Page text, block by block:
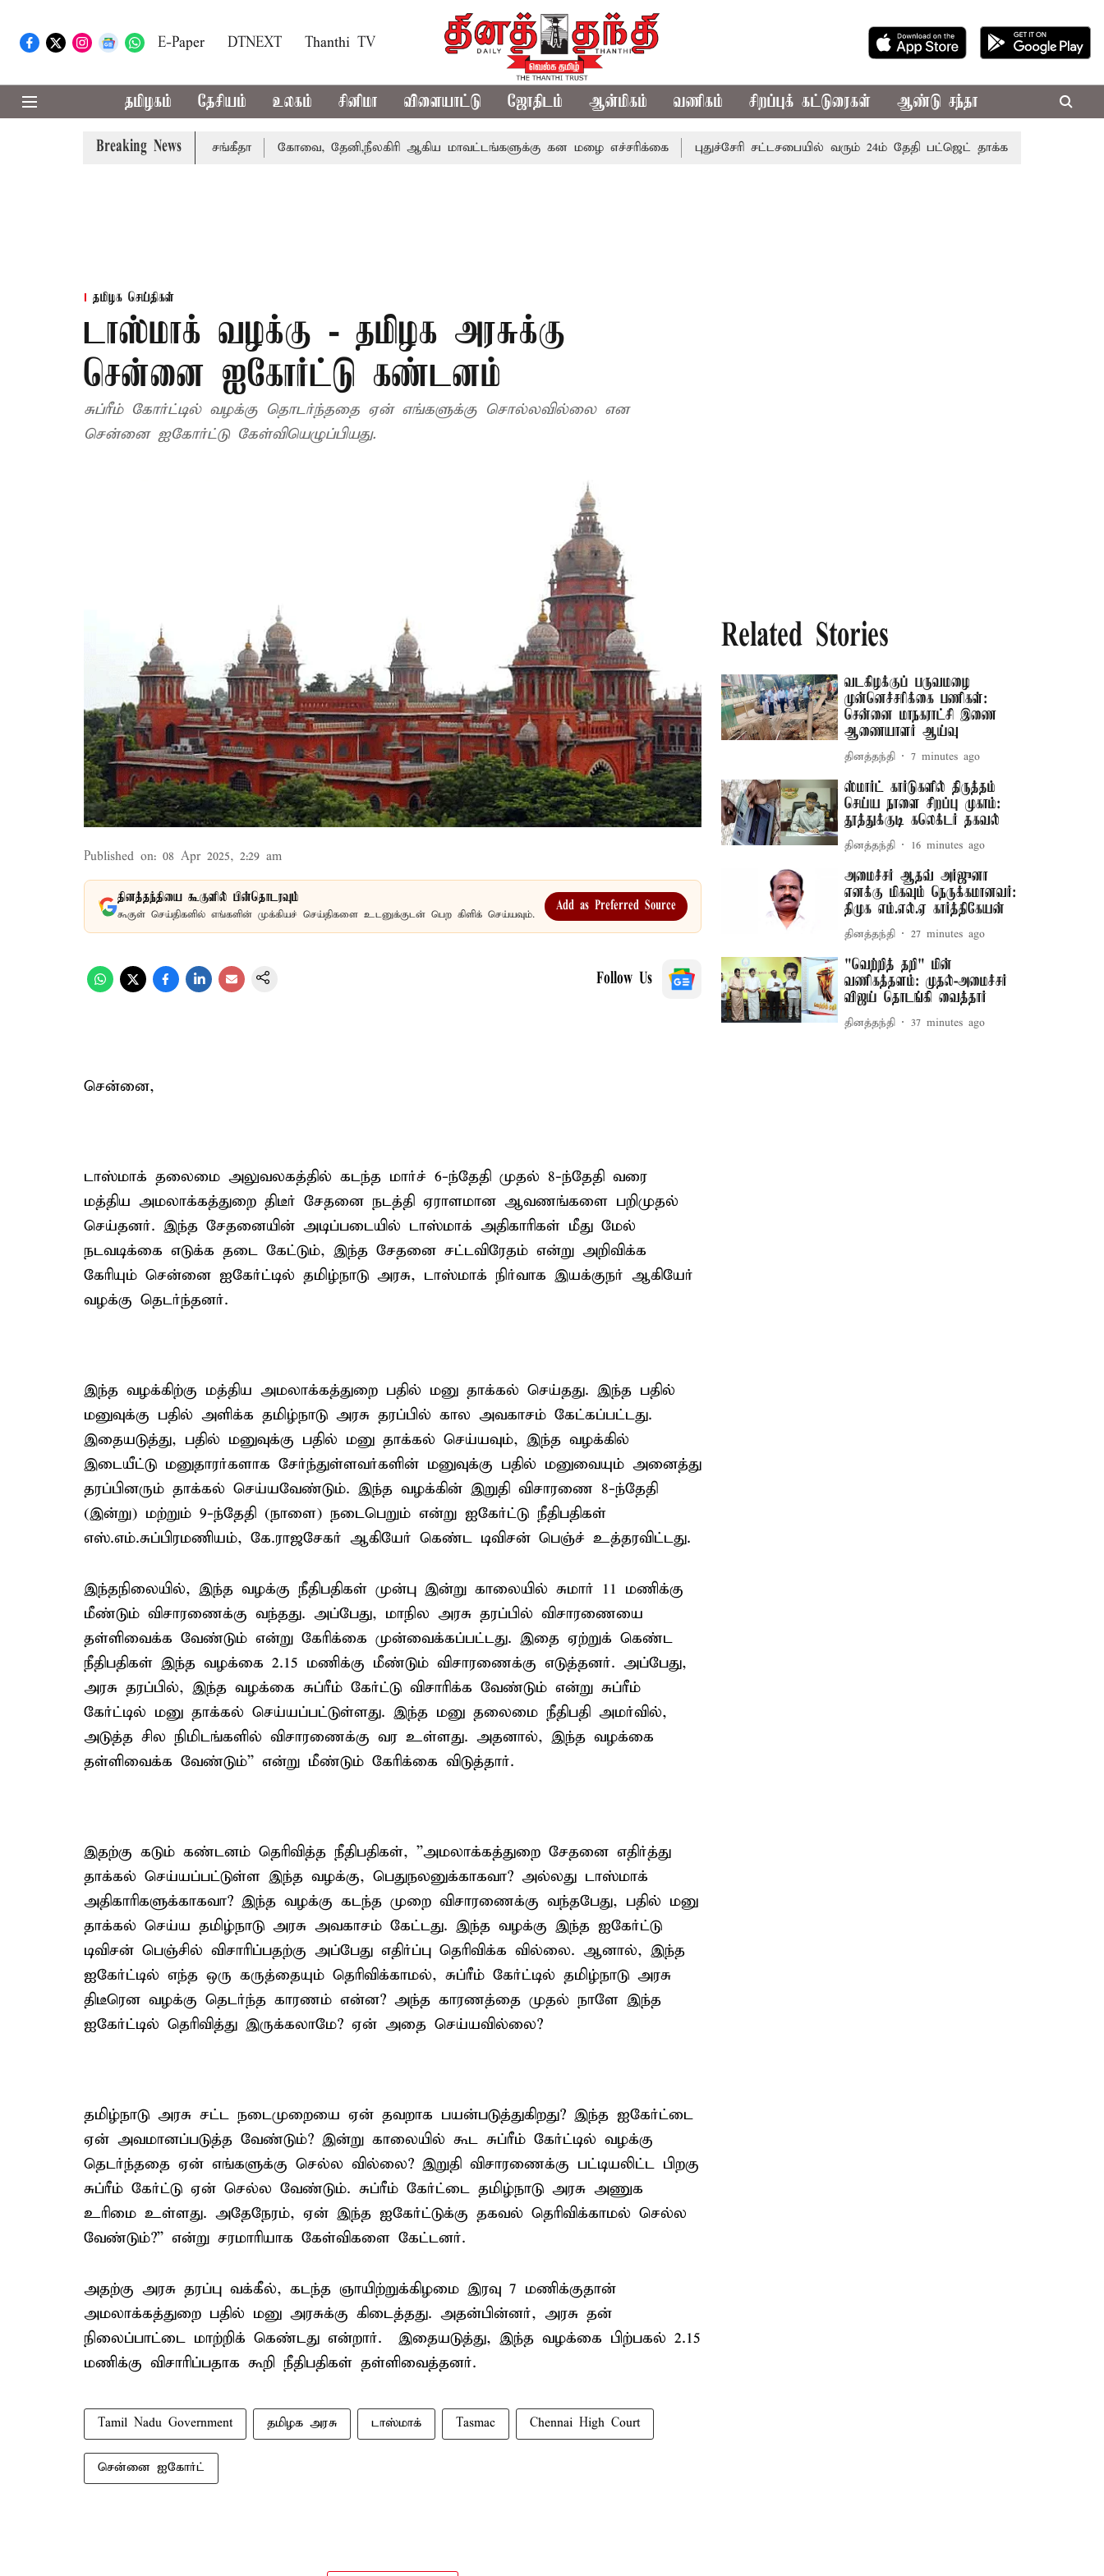
E-Paper DTNEXT Thanthi TV
தமிழகம் தேசியம் உலகம் சினிமா விளையாட்டு ஜோதிடம் ஆன்மிகம் வணிகம் சிறப்புக் கட்டுரைகள் ஆண்டு சந்தா
Breaking News
வழக்கை வாபஸ் பெற்றார் சங்கீதா கோவை, தேனி,நீலகிரி ஆகிய மாவட்டங்களுக்கு கன மழை எச்சரிக்கை புதுச்சேரி சட்டசபையில் வரும் 24ம் தேதி பட்ஜெட் தாக்கல் செய்கிறார் முதல்-
தமிழக செய்திகள்
டாஸ்மாக் வழக்கு - தமிழக அரசுக்கு
சென்னை ஐகோர்ட்டு கண்டனம்
சுப்ரீம் கோர்ட்டில் வழக்கு தொடர்ந்ததை ஏன் எங்களுக்கு சொல்லவில்லை என
சென்னை ஐகோர்ட்டு கேள்வியெழுப்பியது.
Published on: 08 Apr 2025, 2:29 am
தினத்தந்தியை கூகுளில் பின்தொடரவும்
கூகுள் செய்திகளில் எங்களின் முக்கியச் செய்திகளை உடனுக்குடன் பெற கிளிக் செய்யவும்.
Add as Preferred Source
Follow Us
சென்னை,
டாஸ்மாக் தலைமை அலுவலகத்தில் கடந்த மார்ச் 6-ந்தேதி முதல் 8-ந்தேதி வரை
மத்திய அமலாக்கத்துறை திடீர் சேதனை நடத்தி ஏராளமான ஆவணங்களை பறிமுதல்
செய்தனர். இந்த சேதனையின் அடிப்படையில் டாஸ்மாக் அதிகாரிகள் மீது மேல்
நடவடிக்கை எடுக்க தடை கேட்டும், இந்த சேதனை சட்டவிரேதம் என்று அறிவிக்க
கேரியும் சென்னை ஐகேர்ட்டில் தமிழ்நாடு அரசு, டாஸ்மாக் நிர்வாக இயக்குநர் ஆகியேர்
வழக்கு தெடர்ந்தனர்.
இந்த வழக்கிற்கு மத்திய அமலாக்கத்துறை பதில் மனு தாக்கல் செய்தது. இந்த பதில்
மனுவுக்கு பதில் அளிக்க தமிழ்நாடு அரசு தரப்பில் கால அவகாசம் கேட்கப்பட்டது.
இதையடுத்து, பதில் மனுவுக்கு பதில் மனு தாக்கல் செய்யவும், இந்த வழக்கில்
இடையீட்டு மனுதாரர்களாக சேர்ந்துள்ளவர்களின் மனுவுக்கு பதில் மனுவையும் அனைத்து
தரப்பினரும் தாக்கல் செய்யவேண்டும். இந்த வழக்கின் இறுதி விசாரணை 8-ந்தேதி
(இன்று) மற்றும் 9-ந்தேதி (நாளை) நடைபெறும் என்று ஐகேர்ட்டு நீதிபதிகள்
எஸ்.எம்.சுப்பிரமணியம், கே.ராஜசேகர் ஆகியேர் கெண்ட டிவிசன் பெஞ்ச் உத்தரவிட்டது.
இந்தநிலையில், இந்த வழக்கு நீதிபதிகள் முன்பு இன்று காலையில் சுமார் 11 மணிக்கு
மீண்டும் விசாரணைக்கு வந்தது. அப்பேது, மாநில அரசு தரப்பில் விசாரணையை
தள்ளிவைக்க வேண்டும் என்று கேரிக்கை முன்வைக்கப்பட்டது. இதை ஏற்றுக் கெண்ட
நீதிபதிகள் இந்த வழக்கை 2.15 மணிக்கு மீண்டும் விசாரணைக்கு எடுத்தனர். அப்பேது,
அரசு தரப்பில், இந்த வழக்கை சுப்ரீம் கேர்ட்டு விசாரிக்க வேண்டும் என்று சுப்ரீம்
கேர்ட்டில் மனு தாக்கல் செய்யப்பட்டுள்ளது. இந்த மனு தலைமை நீதிபதி அமர்வில்,
அடுத்த சில நிமிடங்களில் விசாரணைக்கு வர உள்ளது. அதனால், இந்த வழக்கை
தள்ளிவைக்க வேண்டும்'' என்று மீண்டும் கேரிக்கை விடுத்தார்.
இதற்கு கடும் கண்டனம் தெரிவித்த நீதிபதிகள், ''அமலாக்கத்துறை சேதனை எதிர்த்து
தாக்கல் செய்யப்பட்டுள்ள இந்த வழக்கு, பெதுநலனுக்காகவா? அல்லது டாஸ்மாக்
அதிகாரிகளுக்காகவா? இந்த வழக்கு கடந்த முறை விசாரணைக்கு வந்தபேது, பதில் மனு
தாக்கல் செய்ய தமிழ்நாடு அரசு அவகாசம் கேட்டது. இந்த வழக்கு இந்த ஐகேர்ட்டு
டிவிசன் பெஞ்சில் விசாரிப்பதற்கு அப்பேது எதிர்ப்பு தெரிவிக்க வில்லை. ஆனால், இந்த
ஐகேர்ட்டில் எந்த ஒரு கருத்தையும் தெரிவிக்காமல், சுப்ரீம் கேர்ட்டில் தமிழ்நாடு அரசு
திடீரென வழக்கு தெடர்ந்த காரணம் என்ன? அந்த காரணத்தை முதல் நாளே இந்த
ஐகேர்ட்டில் தெரிவித்து இருக்கலாமே? ஏன் அதை செய்யவில்லை?
தமிழ்நாடு அரசு சட்ட நடைமுறையை ஏன் தவறாக பயன்படுத்துகிறது? இந்த ஐகேர்ட்டை
ஏன் அவமானப்படுத்த வேண்டும்? இன்று காலையில் கூட சுப்ரீம் கேர்ட்டில் வழக்கு
தெடர்ந்ததை ஏன் எங்களுக்கு செல்ல வில்லை? இறுதி விசாரணைக்கு பட்டியலிட்ட பிறகு
சுப்ரீம் கேர்ட்டு ஏன் செல்ல வேண்டும். சுப்ரீம் கேர்ட்டை தமிழ்நாடு அரசு அணுக
உரிமை உள்ளது. அதேநேரம், ஏன் இந்த ஐகேர்ட்டுக்கு தகவல் தெரிவிக்காமல் செல்ல
வேண்டும்?'' என்று சரமாரியாக கேள்விகளை கேட்டனர்.
அதற்கு அரசு தரப்பு வக்கீல், கடந்த ஞாயிற்றுக்கிழமை இரவு 7 மணிக்குதான்
அமலாக்கத்துறை பதில் மனு அரசுக்கு கிடைத்தது. அதன்பின்னர், அரசு தன்
நிலைப்பாட்டை மாற்றிக் கெண்டது என்றார். இதையடுத்து, இந்த வழக்கை பிற்பகல் 2.15
மணிக்கு விசாரிப்பதாக கூறி நீதிபதிகள் தள்ளிவைத்தனர்.
Tamil Nadu Government தமிழக அரசு டாஸ்மாக் Tasmac Chennai High Court
சென்னை ஐகோர்ட்
Related Stories
வடகிழக்குப் பருவமழை
முன்னெச்சரிக்கை பணிகள்:
சென்னை மாநகராட்சி இணை
ஆணையாளர் ஆய்வு
தினத்தந்தி 7 minutes ago
ஸ்மார்ட் கார்டுகளில் திருத்தம்
செய்ய நாளை சிறப்பு முகாம்:
தூத்துக்குடி கலெக்டர் தகவல்
தினத்தந்தி 16 minutes ago
அமைச்சர் ஆதவ் அர்ஜுனா
எனக்கு மிகவும் நெருக்கமானவர்:
திமுக எம்.எல்.ஏ கார்த்திகேயன்
தினத்தந்தி 27 minutes ago
"வெற்றித் தறி" மின்
வணிகத்தளம்: முதல்-அமைச்சர்
விஜய் தொடங்கி வைத்தார்
தினத்தந்தி 37 minutes ago